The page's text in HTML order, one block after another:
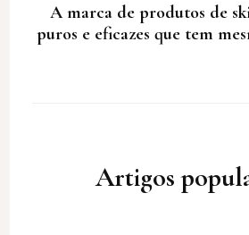
A marca de produtos de
puros e eficazes que tem
Artigos